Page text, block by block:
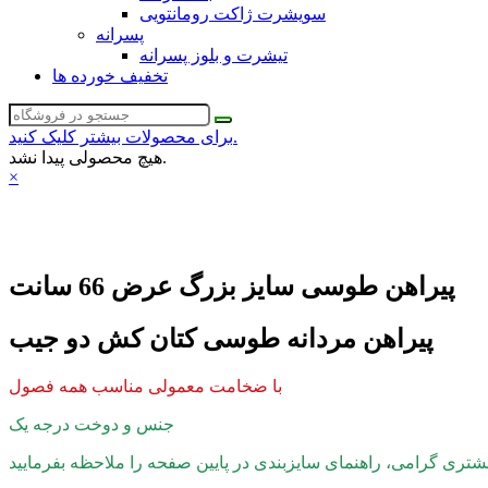
سویشرت ژاکت رومانتویی
پسرانه
تیشرت و بلوز پسرانه
تخفیف خورده ها
برای محصولات بیشتر کلیک کنید.
هیچ محصولی پیدا نشد.
×
پیراهن طوسی سایز بزرگ عرض 66 سانت
پیراهن مردانه طوسی کتان کش دو جیب
با ضخامت معمولی مناسب همه فصول
جنس و دوخت درجه یک
گرامی، راهنمای سایزبندی در پایین صفحه را ملاحظه بفرمایید